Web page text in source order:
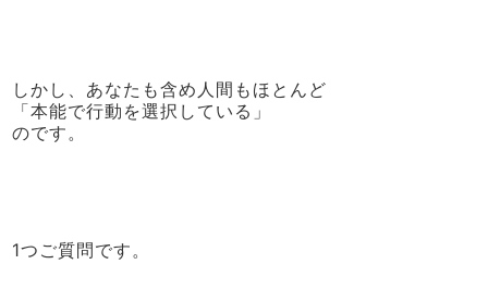
しかし、あなたも含め人間もほとんど
「本能で行動を選択している」
のです。
1つご質問です。